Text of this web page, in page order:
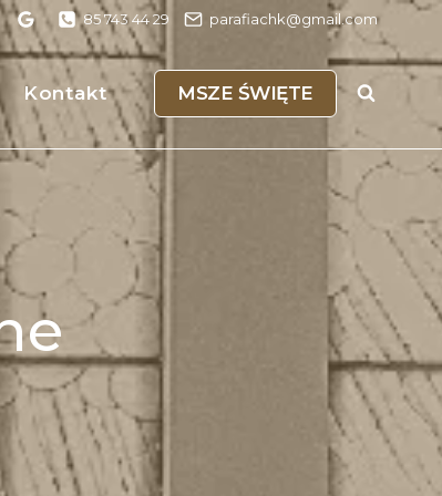
85 743 44 29 parafiachk@gmail.com
Kontakt MSZE ŚWIĘTE